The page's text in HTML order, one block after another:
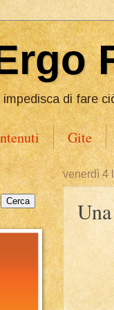
di fare
Gite
venerdì 4